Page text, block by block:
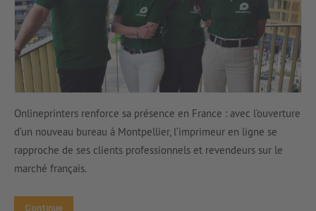
Onlineprinters renforce sa présence en France : avec l’ouverture
d’un nouveau bureau à Montpellier, l’imprimeur en ligne se
rapproche de ses clients professionnels et revendeurs sur le
marché français.
Continue